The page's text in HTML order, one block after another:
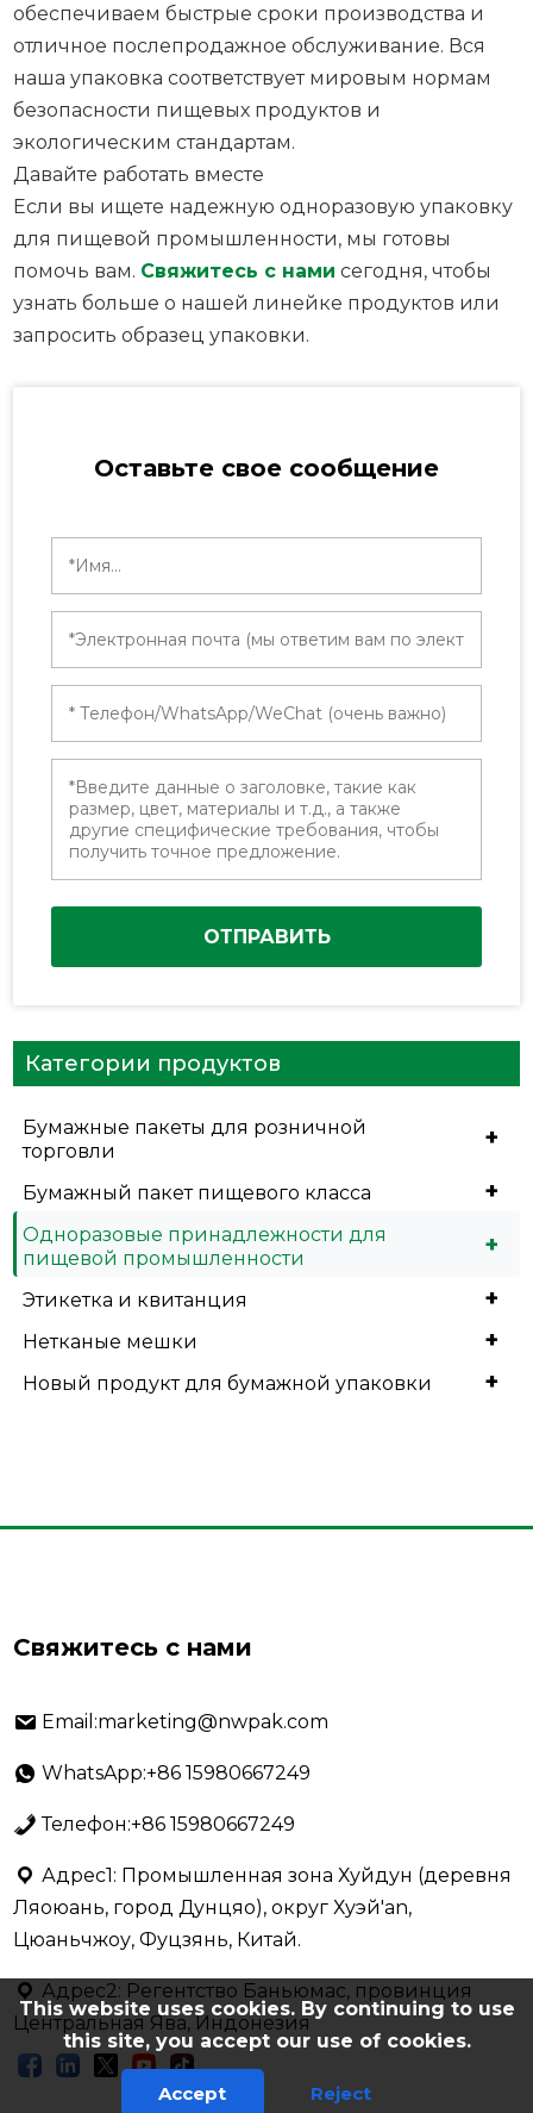
обеспечиваем быстрые сроки производства и
отличное послепродажное обслуживание. Вся
наша упаковка соответствует мировым нормам
безопасности пищевых продуктов и
экологическим стандартам.
Давайте работать вместе
Если вы ищете надежную одноразовую упаковку
для пищевой промышленности, мы готовы
помочь вам. Свяжитесь с нами сегодня, чтобы
узнать больше о нашей линейке продуктов или
запросить образец упаковки.
Оставьте свое сообщение
ОТПРАВИТЬ
Категории продуктов
+
Бумажные пакеты для розничной
торговли
+
Бумажный пакет пищевого класса
+
Одноразовые принадлежности для
пищевой промышленности
+
Этикетка и квитанция
+
Нетканые мешки
+
Новый продукт для бумажной упаковки
Свяжитесь с нами
Email:marketing@nwpak.com
WhatsApp:+86 15980667249
Телефон:+86 15980667249
Адрес1: Промышленная зона Хуйдун (деревня
Ляоюань, город Дунцяо), округ Хуэй'an,
Цюаньчжоу, Фуцзянь, Китай.
Адрес2: Регентство Баньюмас, провинция
Центральная Ява, Индонезия
This website uses cookies. By continuing to use
this site, you accept our use of cookies.
Accept Reject